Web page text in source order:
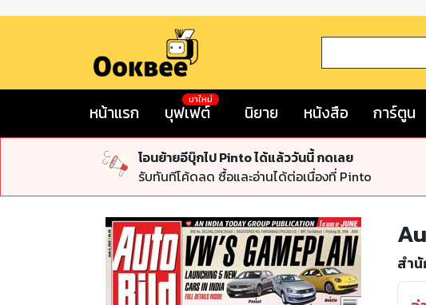
หน้าแรก บุฟเฟต์
มาใหม่
นิยาย หนังสือ การ์ตูน
โอนย้ายอีบุ๊กไป Pinto ได้แล้ววันนี้ กดเลย
รับทันทีโค้ดลด ซื้อและอ่านได้ต่อเนื่องที่ Pinto
สำ